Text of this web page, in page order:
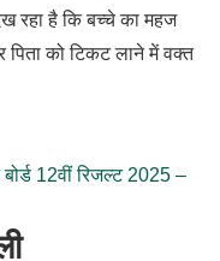
रहा है कि बच्चे का महज
को टिकट लाने में वक्त
12वीं रिजल्ट 2025 –